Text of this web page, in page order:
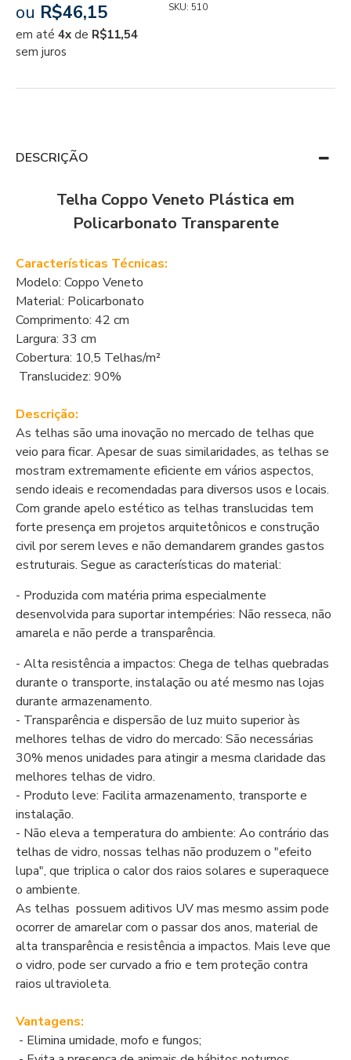
ou R$46,15
em até 4x de R$11,54
sem juros
SKU: 510
DESCRIÇÃO
Telha Coppo Veneto Plástica em
Policarbonato Transparente
Características Técnicas:
Modelo: Coppo Veneto
Material: Policarbonato
Comprimento: 42 cm
Largura: 33 cm
Cobertura: 10,5 Telhas/m²
Translucidez: 90%
Descrição:
As telhas são uma inovação no mercado de telhas que
veio para ficar. Apesar de suas similaridades, as telhas se
mostram extremamente eficiente em vários aspectos,
sendo ideais e recomendadas para diversos usos e locais.
Com grande apelo estético as telhas translucidas tem
forte presença em projetos arquitetônicos e construção
civil por serem leves e não demandarem grandes gastos
estruturais. Segue as características do material:
- Produzida com matéria prima especialmente
desenvolvida para suportar intempéries: Não resseca, não
amarela e não perde a transparência.
- Alta resistência a impactos: Chega de telhas quebradas
durante o transporte, instalação ou até mesmo nas lojas
durante armazenamento.
- Transparência e dispersão de luz muito superior às
melhores telhas de vidro do mercado: São necessárias
30% menos unidades para atingir a mesma claridade das
melhores telhas de vidro.
- Produto leve: Facilita armazenamento, transporte e
instalação.
- Não eleva a temperatura do ambiente: Ao contrário das
telhas de vidro, nossas telhas não produzem o "efeito
lupa", que triplica o calor dos raios solares e superaquece
o ambiente.
As telhas possuem aditivos UV mas mesmo assim pode
ocorrer de amarelar com o passar dos anos, material de
alta transparência e resistência a impactos. Mais leve que
o vidro, pode ser curvado a frio e tem proteção contra
raios ultravioleta.
Vantagens:
- Elimina umidade, mofo e fungos;